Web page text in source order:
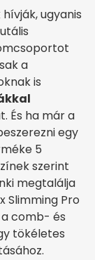
ugyanis
a
is
És ha már a
egy
5
szerint
megtalálja
Slimming Pro
comb- és
tökéletes